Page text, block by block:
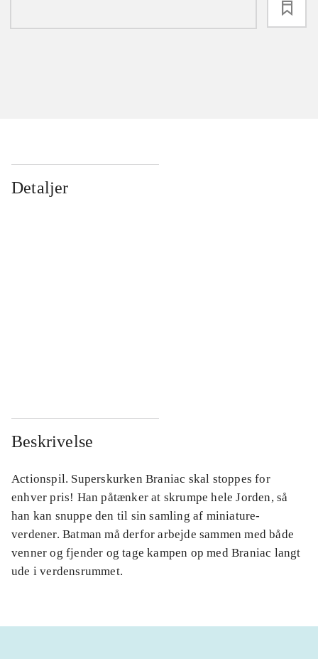
Detaljer
Beskrivelse
Actionspil. Superskurken Braniac skal stoppes for
enhver pris! Han påtænker at skrumpe hele Jorden, så
han kan snuppe den til sin samling af miniature-
verdener. Batman må derfor arbejde sammen med både
venner og fjender og tage kampen op med Braniac langt
ude i verdensrummet.